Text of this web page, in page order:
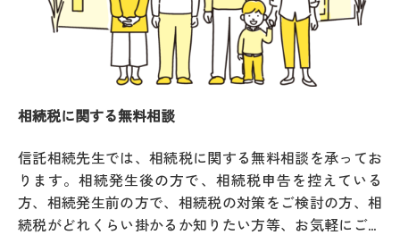
相続税に関する無料相談
信託相続先生では、相続税に関する無料相談を承ってお
ります。相続発生後の方で、相続税申告を控えている
方、相続発生前の方で、相続税の対策をご検討の方、相
続税がどれくらい掛かるか知りたい方等、お気軽にご相